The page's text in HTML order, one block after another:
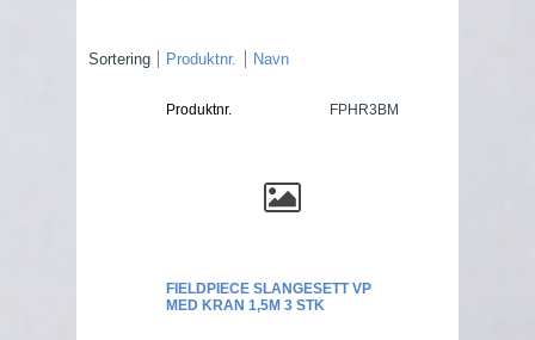
Sortering Produktnr. Navn
Produktnr. FPHR3BM
FIELDPIECE SLANGESETT VP
MED KRAN 1,5M 3 STK